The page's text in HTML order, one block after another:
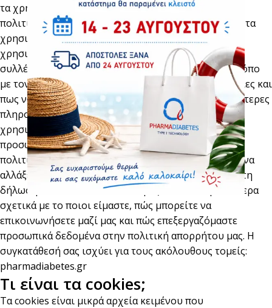
τα χρησιμοποιούμε. Πρέπει να διαβάσετε αυτήν την
πολιτική για να κατανοήσετε τι είναι τα cookies, πώς τα
χρησιμοποιούμε, τους τύπους των cookies που
χρησιμοποιούμε, δηλαδή, τις πληροφορίες που
συλλέγουμε χρησιμοποιώντας τα cookies και τον τρόπο
με τον οποίο χρησιμοποιούνται αυτές οι πληροφορίες και
πως να ελέγχετε τις προτιμήσεις cookie. Για περισσότερες
πληροφορίες σχετικά με τον τρόπο με τον οποίο
χρησιμοποιούμε, αποθηκεύουμε και διατηρούμε τα
προσωπικά σας δεδομένα ασφαλή, ανατρέξτε στην
πολιτική απορρήτου μας.Μπορείτε ανά πάσα στιγμή να
αλλάξετε ή να ανακαλέσετε τη συγκατάθεσή σας από τη
δήλωση cookie στον ιστότοπό μας.Μάθετε περισσότερα
σχετικά με το ποιοι είμαστε, πώς μπορείτε να
επικοινωνήσετε μαζί μας και πώς επεξεργαζόμαστε
προσωπικά δεδομένα στην πολιτική απορρήτου μας. Η
συγκατάθεσή σας ισχύει για τους ακόλουθους τομείς:
pharmadiabetes.gr
Τι είναι τα cookies;
Τα cookies είναι μικρά αρχεία κειμένου που